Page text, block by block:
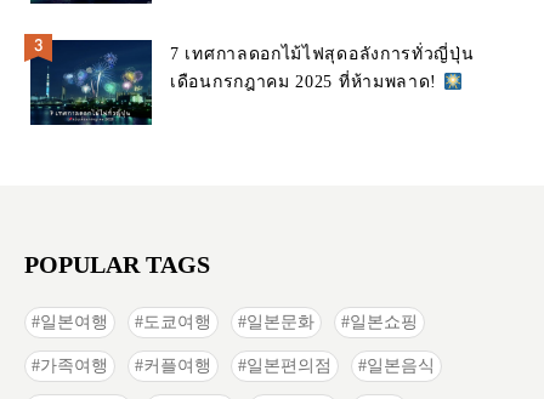
7 เทศกาลดอกไม้ไฟสุดอลังการทั่วญี่ปุ่น
เดือนกรกฎาคม 2025 ที่ห้ามพลาด!
POPULAR TAGS
일본여행 도쿄여행 일본문화 일본쇼핑
가족여행 커플여행 일본편의점 일본음식